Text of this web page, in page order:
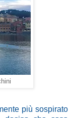
più sospirato